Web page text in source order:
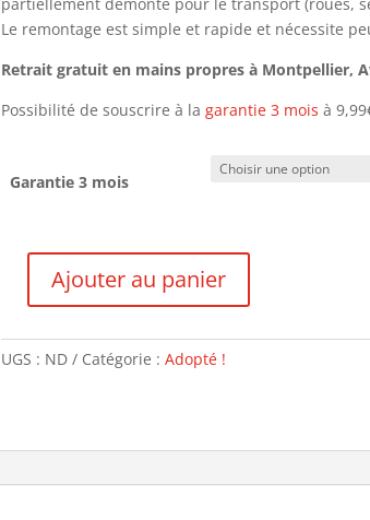
Le remontage est simple et rapide et nécessite
Retrait gratuit en mains propres à Montpellier,
Possibilité de souscrire à la garantie 3 mois à
Garantie 3 mois
quantité
Dangre
-
Ajouter au panier
UGS : ND Catégorie : Adopté !